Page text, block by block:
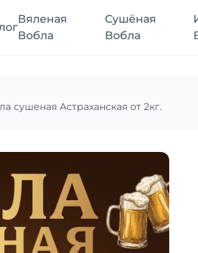
Вяленая
Вобла
Сушёная
Вобла
сушеная Астраханская от 2кг.